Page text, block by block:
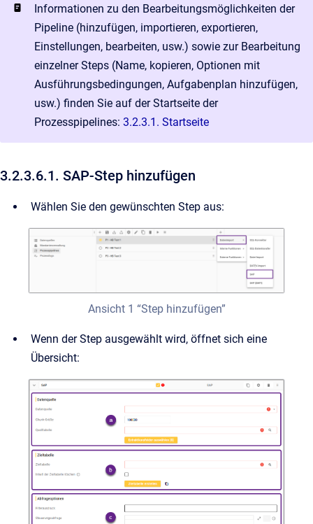
Informationen zu den Bearbeitungsmöglichkeiten der
Pipeline (hinzufügen, importieren, exportieren,
Einstellungen, bearbeiten, usw.) sowie zur Bearbeitung
einzelner Steps (Name, kopieren, Optionen mit
Ausführungsbedingungen, Aufgabenplan hinzufügen,
usw.) finden Sie auf der Startseite der
Prozesspipelines: 3.2.3.1. Startseite
3.2.3.6.1. SAP-Step hinzufügen
Wählen Sie den gewünschten Step aus:
Ansicht 1 “Step hinzufügen”
Wenn der Step ausgewählt wird, öffnet sich eine
Übersicht: